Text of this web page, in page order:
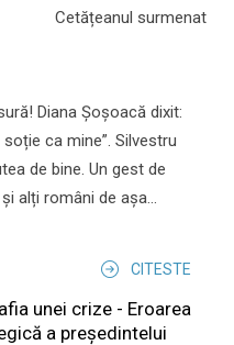
Cetățeanul surmenat
Diana Șoșoacă dixit:
ca mine”. Silvestru
de bine. Un gest de
alți români de așa...
CITESTE
unei crize - Eroarea
a președintelui